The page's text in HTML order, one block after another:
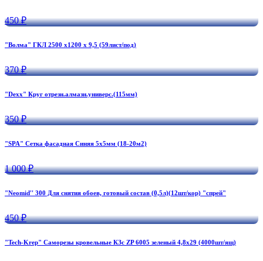
450 ₽
"Волма" ГКЛ 2500 х1200 х 9,5 (59лист/под)
370 ₽
"Dexx" Круг отрезн.алмазн.универс.(115мм)
350 ₽
"SPA" Сетка фасадная Синяя 5х5мм (18-20м2)
1 000 ₽
"Neomid'' 300 Для снятия обоев, готовый состав (0,5л)(12шт/кор) "спрей"
450 ₽
"Tech-Krep" Саморезы кровельные КЗс ZP 6005 зеленый 4,8х29 (4000шт/ящ)